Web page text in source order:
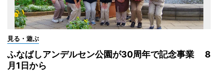
見る・遊ぶ
ふなばしアンデルセン公園が30周年で記念事業 8
月1日から